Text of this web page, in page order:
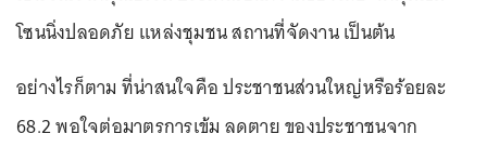
โซนนิ่งปลอดภัย แหล่งชุมชน สถานที่จัดงาน เป็นต้น
อย่างไรก็ตาม ที่น่าสนใจคือ ประชาชนส่วนใหญ่หรือร้อยละ
68.2 พอใจต่อมาตรการเข้ม ลดตาย ของประชาชนจาก